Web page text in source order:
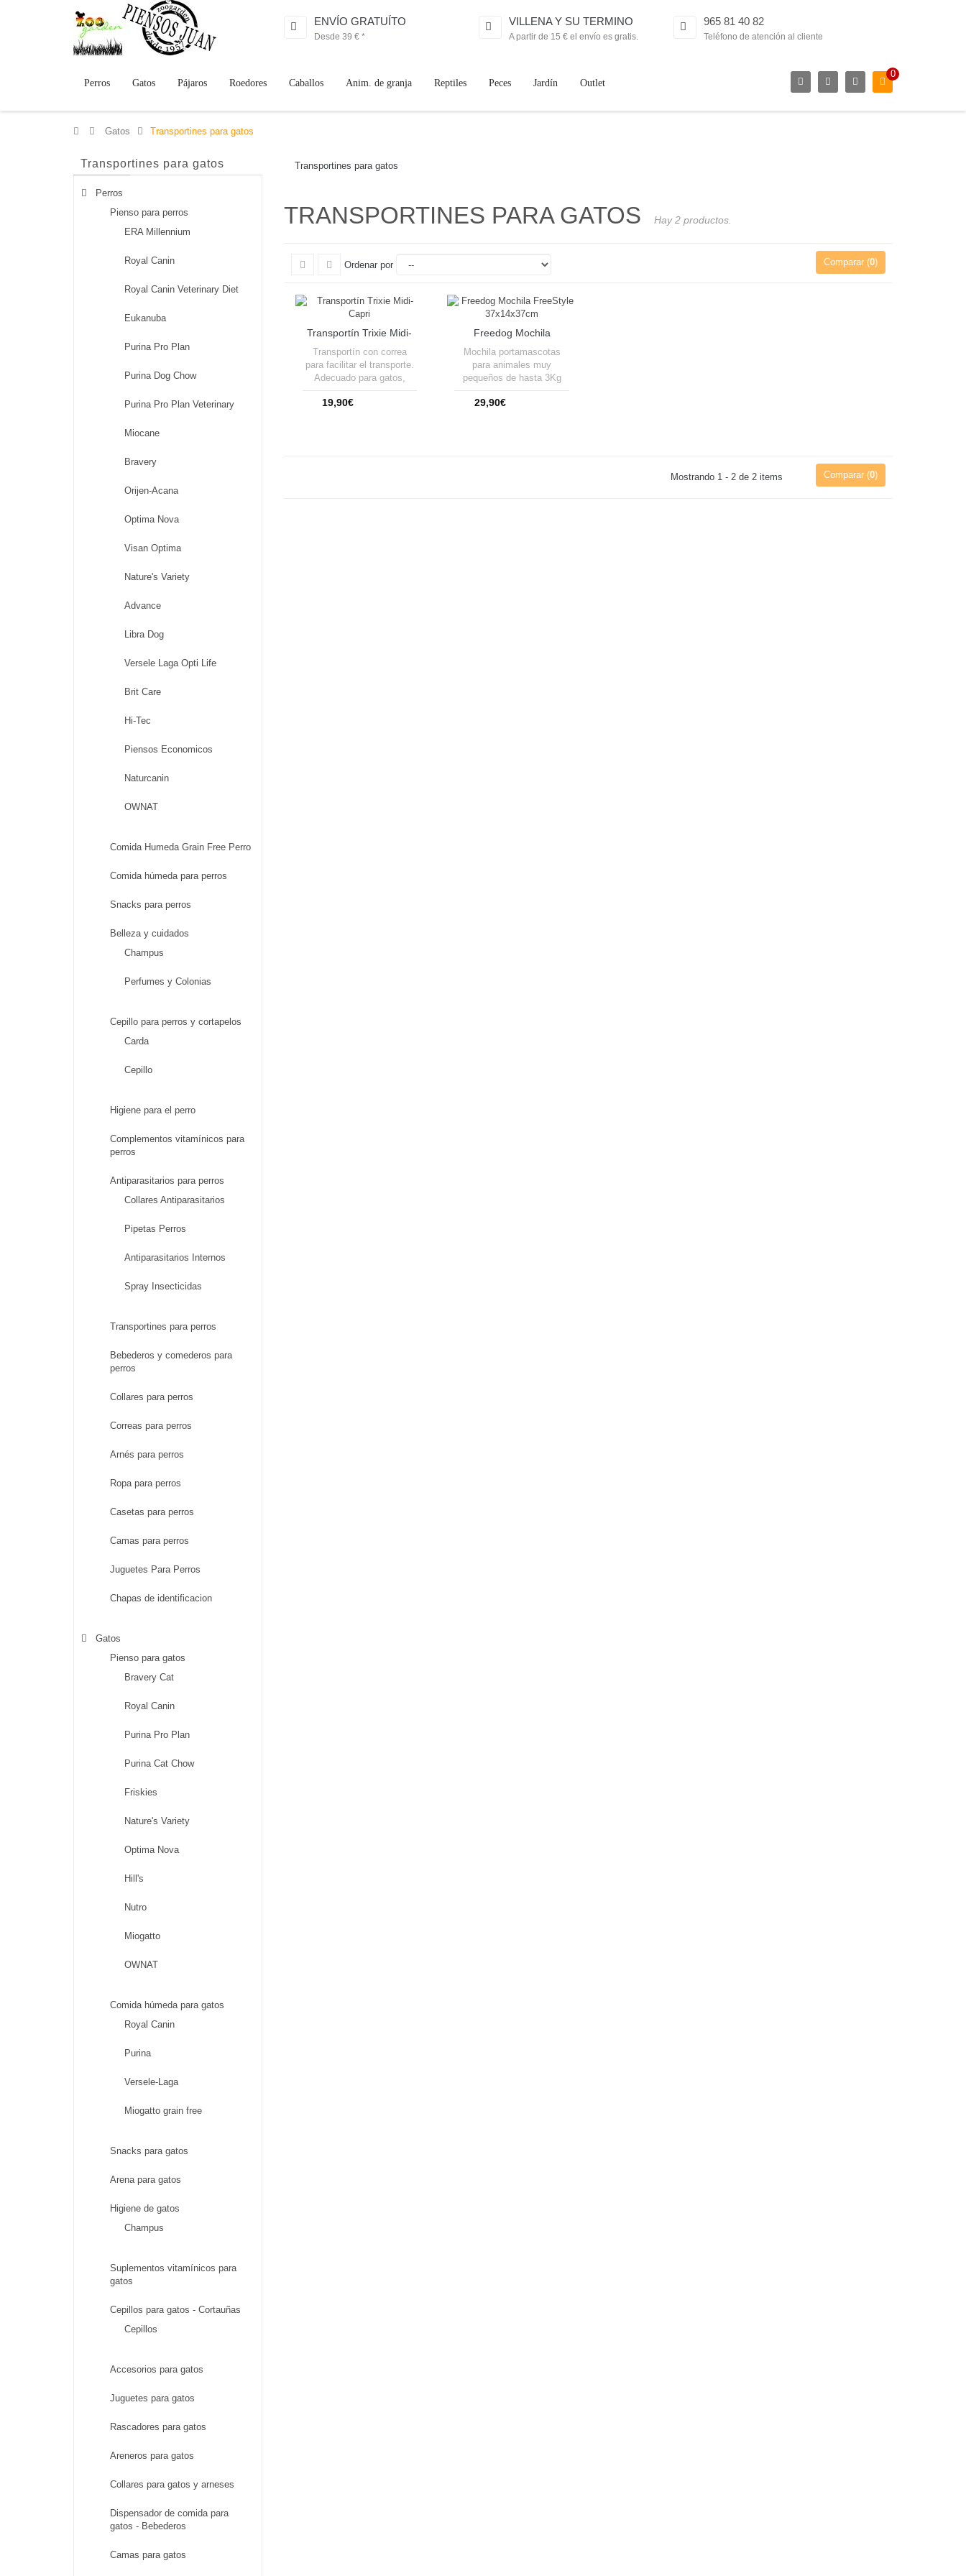
ENVÍO GRATUÍTO
Desde 39 € *
VILLENA Y SU TERMINO
A partir de 15 € el envío es gratis.
965 81 40 82
Teléfono de atención al cliente
Perros Gatos Pájaros Roedores Caballos Anim. de granja Reptiles Peces Jardín Outlet
0
> Gatos > Transportines para gatos
Transportines para gatos
Perros
Pienso para perros
ERA Millennium
Royal Canin
Royal Canin Veterinary Diet
Eukanuba
Purina Pro Plan
Purina Dog Chow
Purina Pro Plan Veterinary
Miocane
Bravery
Orijen-Acana
Optima Nova
Visan Optima
Nature's Variety
Advance
Libra Dog
Versele Laga Opti Life
Brit Care
Hi-Tec
Piensos Economicos
Naturcanin
OWNAT
Comida Humeda Grain Free Perro
Comida húmeda para perros
Snacks para perros
Belleza y cuidados
Champus
Perfumes y Colonias
Cepillo para perros y cortapelos
Carda
Cepillo
Higiene para el perro
Complementos vitamínicos para
perros
Antiparasitarios para perros
Collares Antiparasitarios
Pipetas Perros
Antiparasitarios Internos
Spray Insecticidas
Transportines para perros
Bebederos y comederos para
perros
Collares para perros
Correas para perros
Arnés para perros
Ropa para perros
Casetas para perros
Camas para perros
Juguetes Para Perros
Chapas de identificacion
Gatos
Pienso para gatos
Bravery Cat
Royal Canin
Purina Pro Plan
Purina Cat Chow
Friskies
Nature's Variety
Optima Nova
Hill's
Nutro
Miogatto
OWNAT
Comida húmeda para gatos
Royal Canin
Purina
Versele-Laga
Miogatto grain free
Snacks para gatos
Arena para gatos
Higiene de gatos
Champus
Suplementos vitamínicos para
gatos
Cepillos para gatos - Cortauñas
Cepillos
Accesorios para gatos
Juguetes para gatos
Rascadores para gatos
Areneros para gatos
Collares para gatos y arneses
Dispensador de comida para
gatos - Bebederos
Camas para gatos
Transportines para gatos
TRANSPORTINES PARA GATOS Hay 2 productos.
Ordenar por Comparar (0)
Transportín Trixie Midi-
Transportín con correa
para facilitar el transporte.
Adecuado para gatos,
perros pequeños y
animales pequeños
19,90€
Freedog Mochila
Mochila portamascotas
para animales muy
pequeños de hasta 3Kg
como cachorros, gatitos y
perros de razas toy
29,90€
Mostrando 1 - 2 de 2 items Comparar (0)